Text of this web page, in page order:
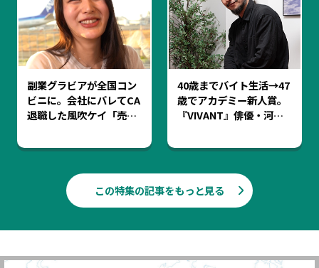
副業グラビアが全国コン
ビニに。会社にバレてCA
退職した風吹ケイ「売れ
40歳までバイト生活→47
歳でアカデミー新人賞。
『VIVANT』俳優・河内
ゃない」と語る理由
この特集の記事をもっと見る